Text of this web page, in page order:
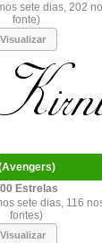
sete dias, 202
fonte)
Visualizar
sete dias, 116
fontes)
Visualizar